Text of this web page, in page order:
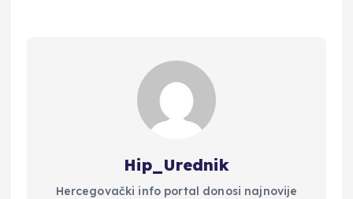
Hip_Urednik
Hercegovački info portal donosi najnovije